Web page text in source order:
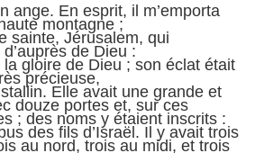
ange. En esprit, il m’emporta
montagne ;
sainte, Jérusalem, qui
de Dieu :
gloire de Dieu ; son éclat était
précieuse,
Elle avait une grande et
douze portes et, sur ces
; des noms y étaient inscrits :
des fils d’Israël. Il y avait trois
au nord, trois au midi, et trois